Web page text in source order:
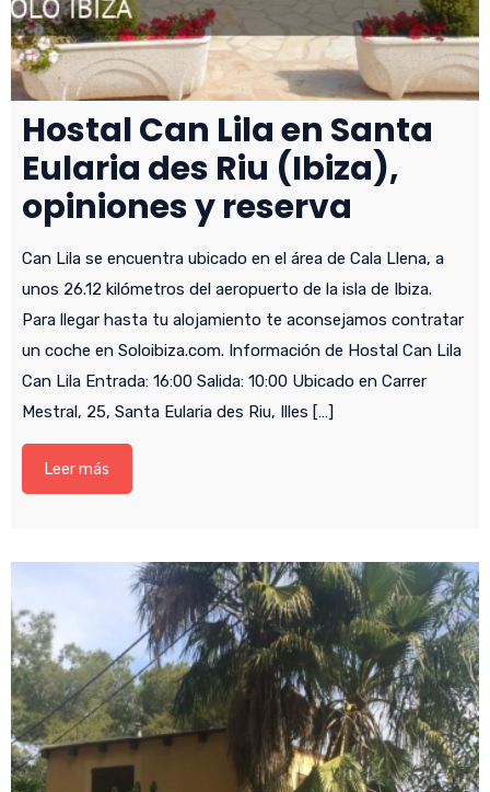
Hostal Can Lila en Santa
Eularia des Riu (Ibiza),
opiniones y reserva
Can Lila se encuentra ubicado en el área de Cala Llena, a
unos 26.12 kilómetros del aeropuerto de la isla de Ibiza.
Para llegar hasta tu alojamiento te aconsejamos contratar
un coche en Soloibiza.com. Información de Hostal Can Lila
Can Lila Entrada: 16:00 Salida: 10:00 Ubicado en Carrer
Mestral, 25, Santa Eularia des Riu, Illes […]
Leer más